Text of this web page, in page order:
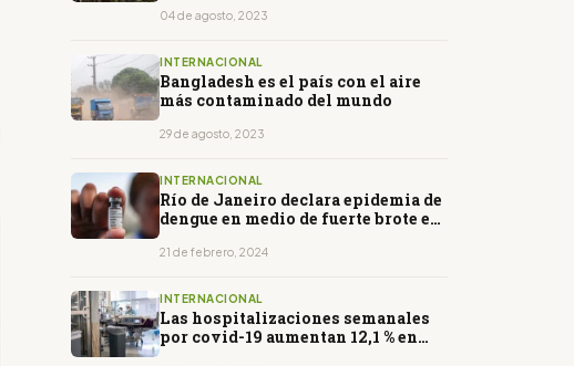
04 de agosto, 2023
INTERNACIONAL
Bangladesh es el país con el aire
más contaminado del mundo
29 de agosto, 2023
INTERNACIONAL
Río de Janeiro declara epidemia de
dengue en medio de fuerte brote en
21 de febrero, 2024
INTERNACIONAL
Las hospitalizaciones semanales
por covid-19 aumentan 12,1 % en